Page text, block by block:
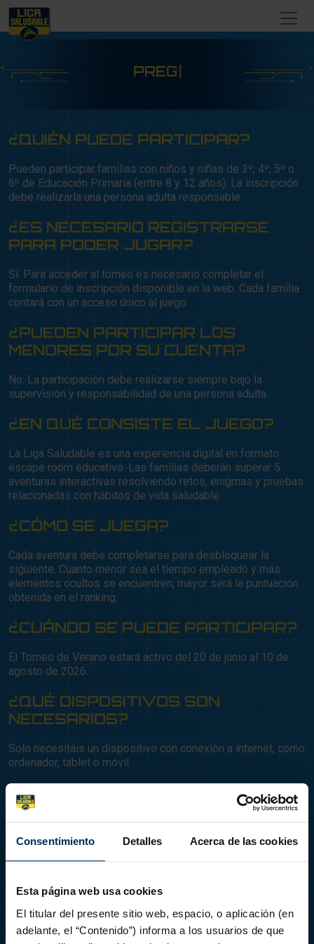
Consentimiento Detalles Acerca de las cookies
Esta página web usa cookies
El titular del presente sitio web, espacio, o aplicación (en
adelante, el “Contenido”) informa a los usuarios de que
PREGU
¿QUIÉN PUEDE PARTICIPAR?
Pueden participar familias con niños y niñas de 3º, 4º, 5º o
6º de Educación Primaria (entre 8 y 12 años). La inscripción
debe realizarla una persona adulta responsable.
¿ES NECESARIO REGISTRARSE
PARA PODER JUGAR?
Sí. Para acceder al torneo es necesario completar el
formulario de inscripción disponible en la web. Cada familia
contará con un acceso único al juego.
¿PUEDEN PARTICIPAR LOS
MENORES POR SU CUENTA?
No. La participación debe realizarse siempre bajo la
supervisión y responsabilidad de una persona adulta.
¿EN QUÉ CONSISTE EL JUEGO?
La Liga Saludable es una experiencia digital en formato
escape room educativo. Las familias deberán superar 5
aventuras interactivas resolviendo retos, enigmas y pruebas
relacionadas con hábitos de vida saludable.
¿CÓMO SE JUEGA?
Cada aventura debe completarse para desbloquear la
siguiente. Cuanto menor sea el tiempo empleado y más
elementos ocultos se encuentren, mayor será la puntuación
obtenida en el ranking.
¿CUÁNDO SE PUEDE PARTICIPAR?
El Torneo de Verano estará activo del 20 de junio al 10 de
agosto de 2026.
¿QUÉ DISPOSITIVOS SON
NECESARIOS?
Solo necesitáis un dispositivo con conexión a internet, como
ordenador, tablet o móvil.
¿ES GRATUITO?
Sí. La participación en La Liga Saludable es completamente
gratuita.
¿QUÉ APRENDERÁN LOS NIÑOS Y
NIÑAS?
El torneo trabaja contenidos relacionados con: